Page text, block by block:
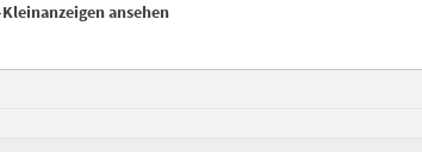
ansehen